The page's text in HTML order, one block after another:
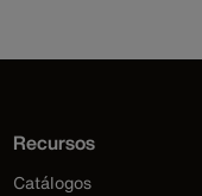
Recursos
Catálogos